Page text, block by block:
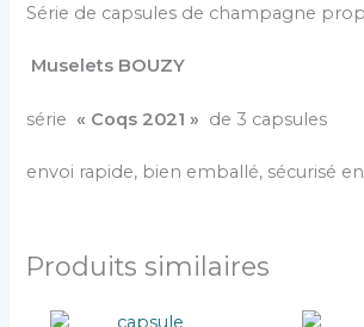
Série de capsules de champagne
Muselets BOUZY
série « Coqs 2021 » de 3 capsules
envoi rapide, bien emballé, sécurisé
Produits similaires